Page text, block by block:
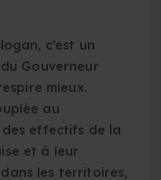
c’est un
Gouverneur
mieux.
au
effectifs de la
et à leur
les territoires,